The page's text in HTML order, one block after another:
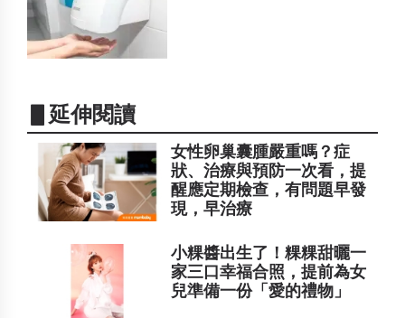
▋延伸閱讀
女性卵巢囊腫嚴重嗎？症
狀、治療與預防一次看，提
醒應定期檢查，有問題早發
現，早治療
小粿醬出生了！粿粿甜曬一
家三口幸福合照，提前為女
兒準備一份「愛的禮物」